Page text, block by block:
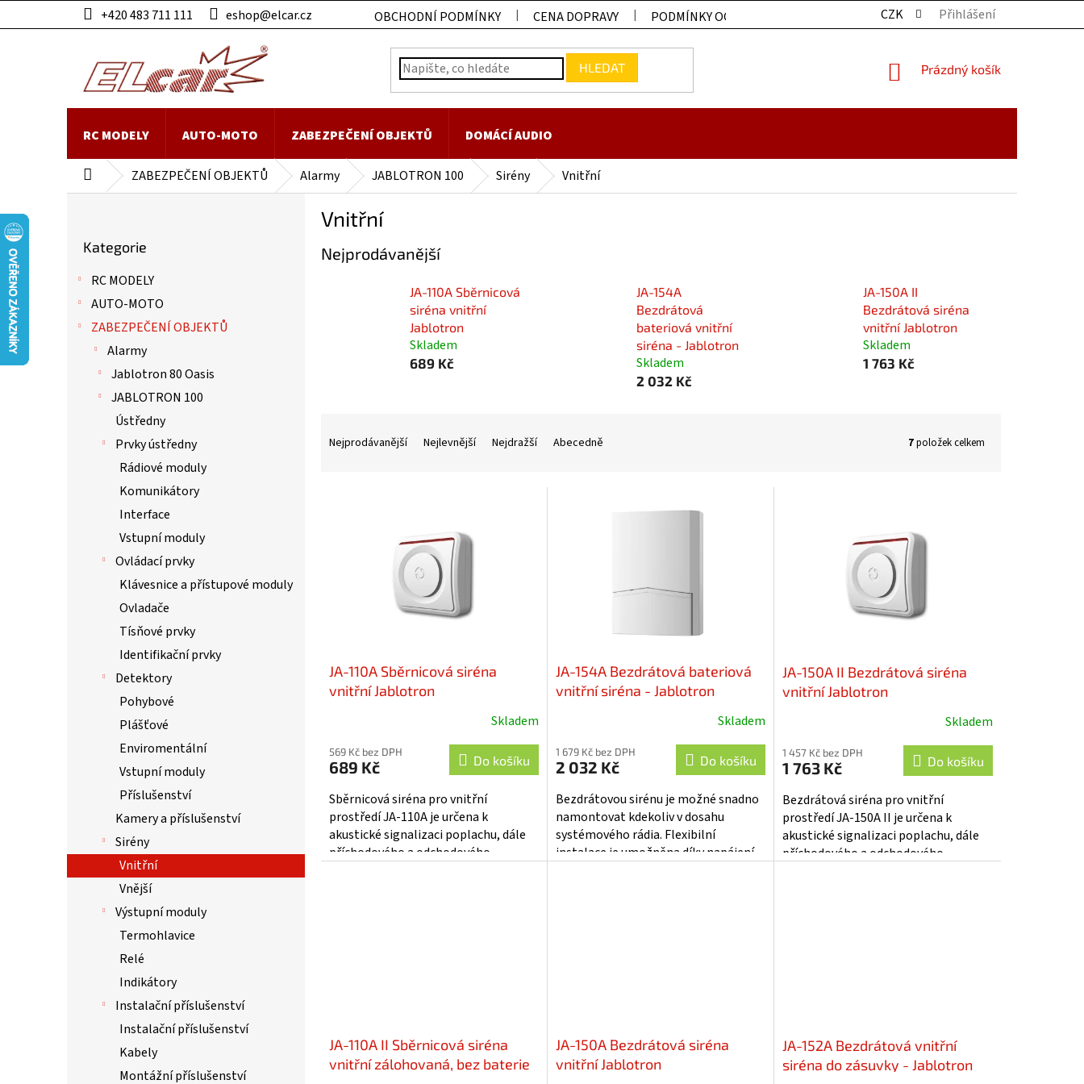
na
+420 483 711 111 eshop@elcar.cz OBCHODNÍ PODMÍNKY CENA DOPRAVY PODMÍNKY OCHRANY OSOBNÍCH ÚDAJŮ KONTAKTY
CZK Přihlášení
HLEDAT
NÁKUPNÍ
Prázdný košík
RC MODELY AUTO-MOTO ZABEZPEČENÍ OBJEKTŮ DOMÁCÍ AUDIO
Domů ZABEZPEČENÍ OBJEKTŮ Alarmy JABLOTRON 100 Sirény Vnitřní
kategorie
Kategorie
RC MODELY
AUTO-MOTO
ZABEZPEČENÍ OBJEKTŮ
Alarmy
Jablotron 80 Oasis
JABLOTRON 100
Ústředny
Prvky ústředny
Rádiové moduly
Komunikátory
Interface
Vstupní moduly
Ovládací prvky
Klávesnice a přístupové moduly
Ovladače
Tísňové prvky
Identifikační prvky
Detektory
Pohybové
Plášťové
Enviromentální
Vstupní moduly
Příslušenství
Kamery a příslušenství
Sirény
Vnitřní
Vnější
Výstupní moduly
Termohlavice
Relé
Indikátory
Instalační příslušenství
Instalační příslušenství
Kabely
Montážní příslušenství
Vnitřní
Nejprodávanější
JA-110A Sběrnicová
siréna vnitřní
Jablotron
Skladem
689 Kč
JA-154A
Bezdrátová
bateriová vnitřní
siréna - Jablotron
Skladem
2 032 Kč
JA-150A II
Bezdrátová siréna
vnitřní Jablotron
Skladem
1 763 Kč
Nejprodávanější Nejlevnější Nejdražší Abecedně 7položek celkem
JA-110A Sběrnicová siréna
vnitřní Jablotron
Skladem
569 Kč bez DPH
689 Kč Do košíku
Sběrnicová siréna pro vnitřní
prostředí JA-110A je určena k
akustické signalizaci poplachu, dále
příchodového a odchodového
JA-154A Bezdrátová bateriová
vnitřní siréna - Jablotron
produktu
je
5,0
z
5
hvězdiček.
Skladem
1 679 Kč bez DPH
2 032 Kč Do košíku
Bezdrátovou sirénu je možné snadno
namontovat kdekoliv v dosahu
systémového rádia. Flexibilní
instalace je umožněna díky napájení
JA-150A II Bezdrátová siréna
vnitřní Jablotron
produktu
je
5,0
z
5
hvězdiček.
Skladem
1 457 Kč bez DPH
1 763 Kč Do košíku
Bezdrátová siréna pro vnitřní
prostředí JA-150A II je určena k
akustické signalizaci poplachu, dále
příchodového a odchodového
JA-110A II Sběrnicová siréna
vnitřní zálohovaná, bez baterie
JA-150A Bezdrátová siréna
vnitřní Jablotron
JA-152A Bezdrátová vnitřní
siréna do zásuvky - Jablotron